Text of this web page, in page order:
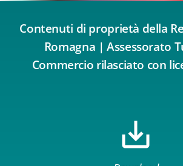
Contenuti di proprietà della
Romagna | Assessorato
Commercio rilasciato con